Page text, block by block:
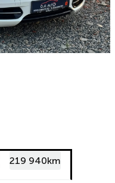
219 940km